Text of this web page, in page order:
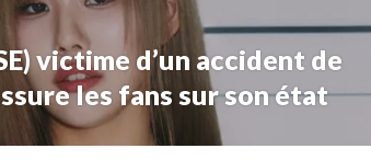
victime d’un accident de
les fans sur son état